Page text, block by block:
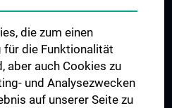
die zum einen
die Funktionalität
aber auch Cookies zu
und Analysezwecken
auf unserer Seite zu